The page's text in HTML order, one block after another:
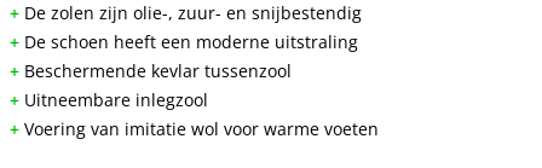
+ De zolen zijn olie-, zuur- en snijbestendig
+ De schoen heeft een moderne uitstraling
+ Beschermende kevlar tussenzool
+ Uitneembare inlegzool
+ Voering van imitatie wol voor warme voeten